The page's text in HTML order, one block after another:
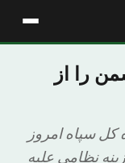
را از
سپاه امروز
گزینه نظامی علیه